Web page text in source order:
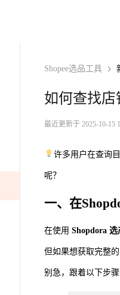
Shopee选品工具
如何查找
最近更新于 2025-10-15
许多用户在查询
呢？
一、在
在使用 Shopdora
但如果想获取完整
别急，跟着以下步